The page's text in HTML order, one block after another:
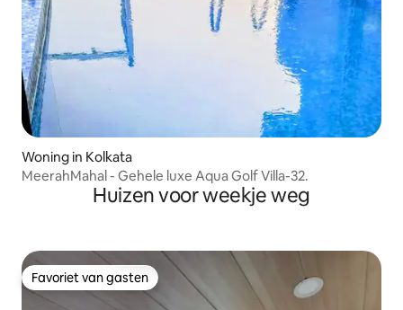
Woning in Kolkata
MeerahMahal - Gehele luxe Aqua Golf Villa-32.
Huizen voor weekje weg
Favoriet van gasten
Favoriet van gasten